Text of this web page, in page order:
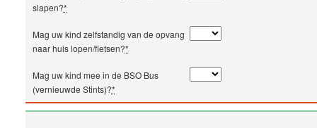
slapen?*
Mag uw kind zelfstandig van de opvang
naar huis lopen/fietsen?*
Mag uw kind mee in de BSO Bus
(vernieuwde Stints)?*